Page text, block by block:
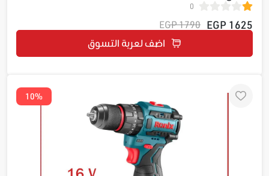
0
1625 EGP
1790 EGP
اضف لعربة التسوق
10%